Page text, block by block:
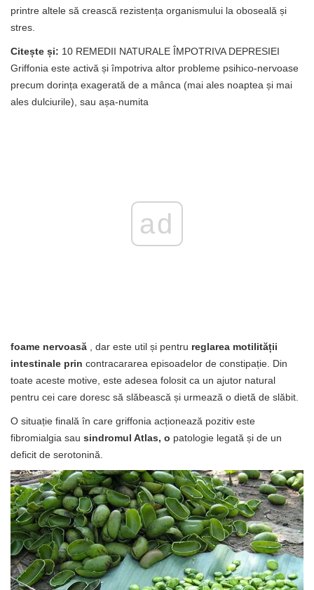
printre altele să crească rezistența organismului la oboseală și
stres.
Citește și: 10 REMEDII NATURALE ÎMPOTRIVA DEPRESIEI
Griffonia este activă și împotriva altor probleme psihico-nervoase
precum dorința exagerată de a mânca (mai ales noaptea și mai
ales dulciurile), sau așa-numita
ad
foame nervoasă , dar este util și pentru reglarea motilității
intestinale prin contracararea episoadelor de constipație. Din
toate aceste motive, este adesea folosit ca un ajutor natural
pentru cei care doresc să slăbească și urmează o dietă de slăbit.
O situație finală în care griffonia acționează pozitiv este
fibromialgia sau sindromul Atlas, o patologie legată și de un
deficit de serotonină.